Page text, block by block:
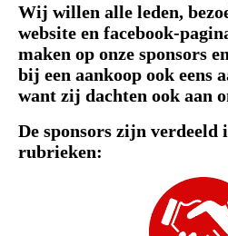
Wij willen alle leden,
website en facebook-
maken op onze sponsors
bij een aankoop ook eens
want zij dachten ook aan
De sponsors zijn verdeeld
rubrieken: